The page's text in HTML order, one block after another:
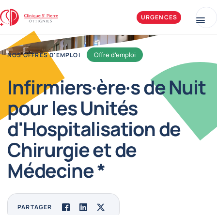
Clinique Saint-Pierre Ottignies URGENCES
NOS OFFRES D'EMPLOI Offre d'emploi
Infirmiers·ère·s de Nuit
pour les Unités
d'Hospitalisation de
Chirurgie et de
Médecine *
PARTAGER FacebookLinkedInTwitter